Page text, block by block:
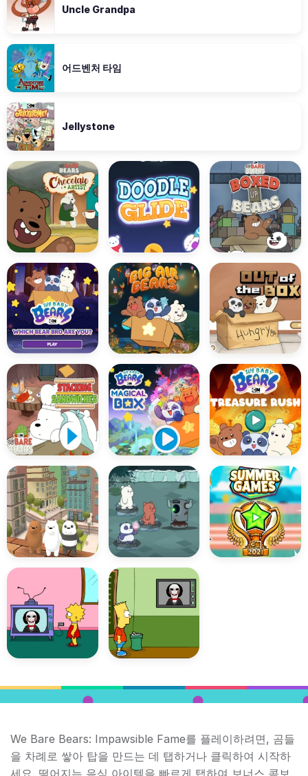
Uncle Grandpa
어드벤처 타임
Jellystone
We Bare Bears: Impawsible Fame를 플레이하려면, 곰들
을 차례로 쌓아 탑을 만드는 데 탭하거나 클릭하여 시작하